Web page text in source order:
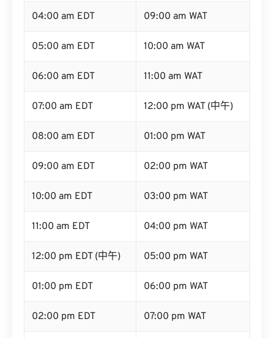
04:00 am EDT 09:00 am WAT
05:00 am EDT 10:00 am WAT
06:00 am EDT 11:00 am WAT
07:00 am EDT 12:00 pm WAT (中午)
08:00 am EDT 01:00 pm WAT
09:00 am EDT 02:00 pm WAT
10:00 am EDT 03:00 pm WAT
11:00 am EDT 04:00 pm WAT
12:00 pm EDT (中午) 05:00 pm WAT
01:00 pm EDT 06:00 pm WAT
02:00 pm EDT 07:00 pm WAT